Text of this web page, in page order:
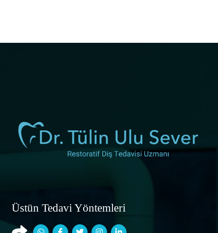
Üstün Tedavi Yöntemleri